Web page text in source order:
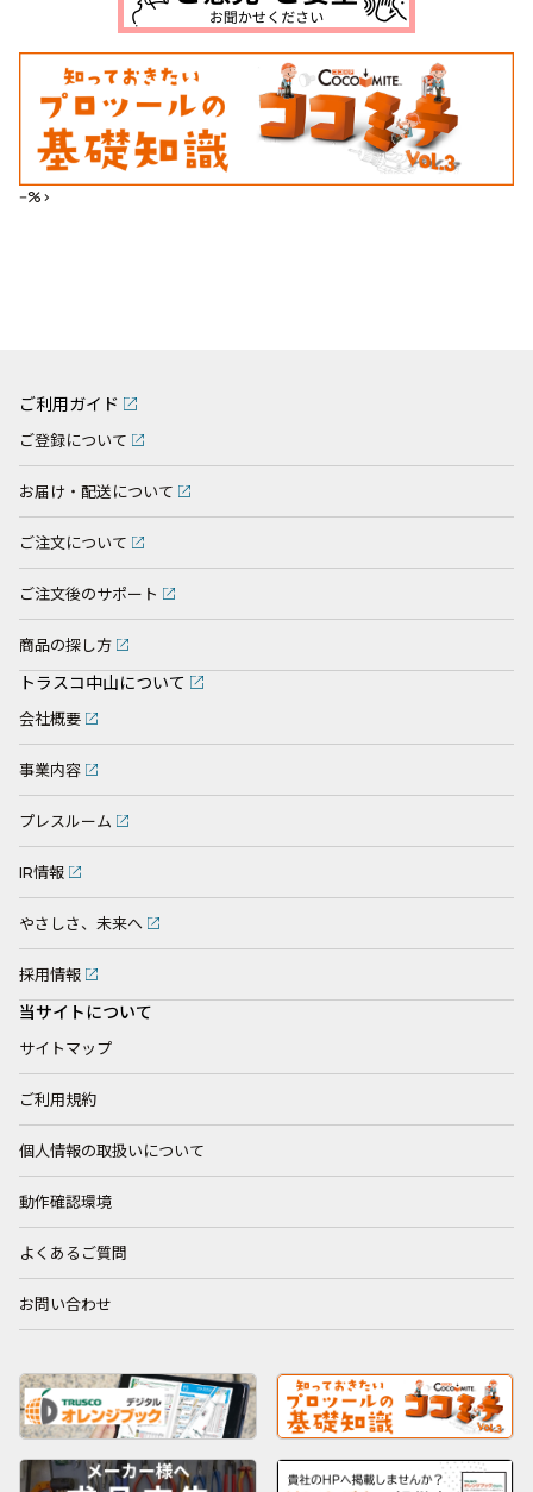
--%>
ご利用ガイド
ご登録について
お届け・配送について
ご注文について
ご注文後のサポート
商品の探し方
トラスコ中山について
会社概要
事業内容
プレスルーム
IR情報
やさしさ、未来へ
採用情報
当サイトについて
サイトマップ
ご利用規約
個人情報の取扱いについて
動作確認環境
よくあるご質問
お問い合わせ